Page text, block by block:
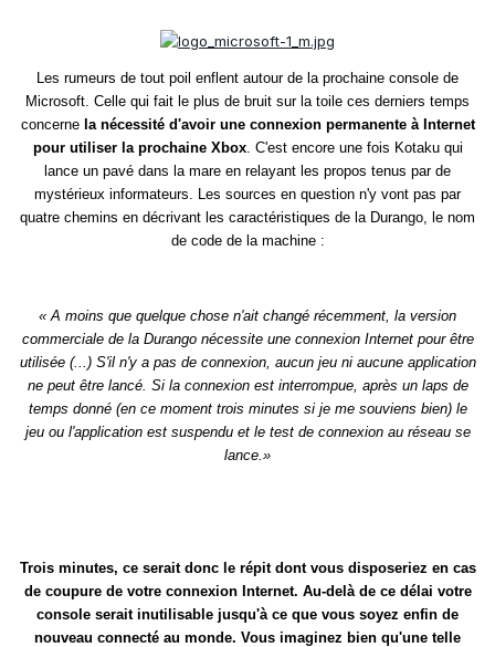
Les rumeurs de tout poil enflent autour de la prochaine console de
Microsoft. Celle qui fait le plus de bruit sur la toile ces derniers temps
concerne la nécessité d'avoir une connexion permanente à Internet
pour utiliser la prochaine Xbox. C'est encore une fois Kotaku qui
lance un pavé dans la mare en relayant les propos tenus par de
mystérieux informateurs. Les sources en question n'y vont pas par
quatre chemins en décrivant les caractéristiques de la Durango, le nom
de code de la machine :
« A moins que quelque chose n'ait changé récemment, la version
commerciale de la Durango nécessite une connexion Internet pour être
utilisée (...) S'il n'y a pas de connexion, aucun jeu ni aucune application
ne peut être lancé. Si la connexion est interrompue, après un laps de
temps donné (en ce moment trois minutes si je me souviens bien) le
jeu ou l'application est suspendu et le test de connexion au réseau se
lance.»
Trois minutes, ce serait donc le répit dont vous disposeriez en cas
de coupure de votre connexion Internet. Au-delà de ce délai votre
console serait inutilisable jusqu'à ce que vous soyez enfin de
nouveau connecté au monde. Vous imaginez bien qu'une telle